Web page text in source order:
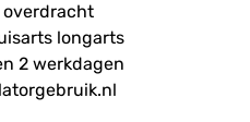
longarts
2 werkdagen